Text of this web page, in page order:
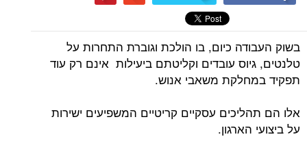
בשוק העבודה כיום, בו הולכת וגוברת התחרות על
טלנטים, גיוס עובדים וקליטתם ביעילות אינם רק עוד
תפקיד במחלקת משאבי אנוש.
אלו הם תהליכים עסקיים קריטיים המשפיעים ישירות
על ביצועי הארגון.